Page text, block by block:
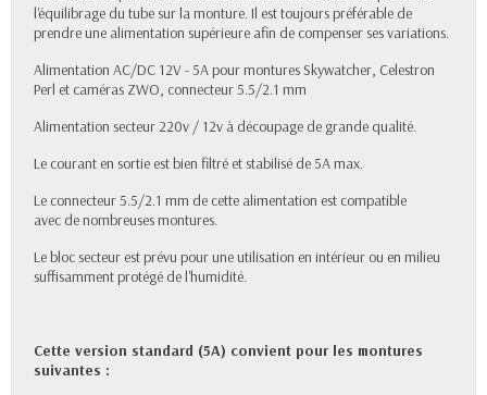
l'équilibrage du tube sur la monture. Il est toujours préférable de
prendre une alimentation supérieure afin de compenser ses variations.
Alimentation AC/DC 12V - 5A pour montures Skywatcher, Celestron
Perl et caméras ZWO, connecteur 5.5/2.1 mm
Alimentation secteur 220v / 12v à découpage de grande qualité.
Le courant en sortie est bien filtré et stabilisé de 5A max.
Le connecteur 5.5/2.1 mm de cette alimentation est compatible
avec de nombreuses montures.
Le bloc secteur est prévu pour une utilisation en intérieur ou en milieu
suffisamment protégé de l'humidité.
Cette version standard (5A) convient pour les montures
suivantes :